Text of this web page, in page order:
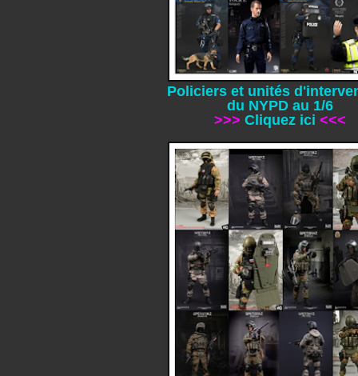
Policiers et unités
du NYPD au 1/6
>>> Cliquez ici <<<